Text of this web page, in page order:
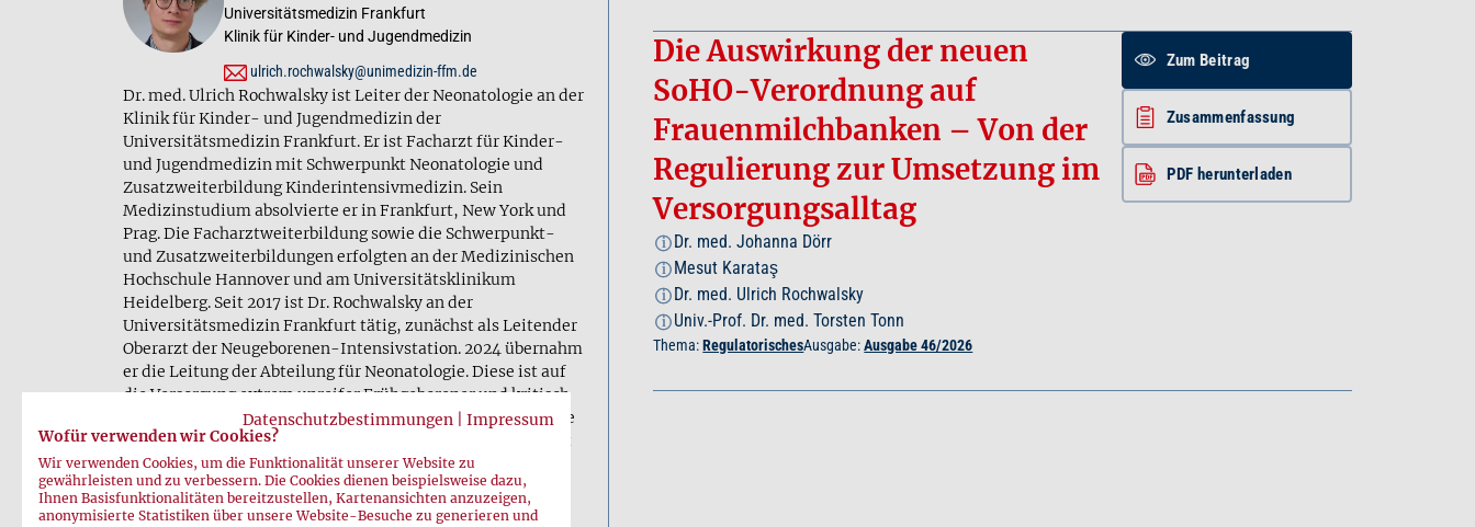
Universitätsmedizin Frankfurt
Klinik für Kinder- und Jugendmedizin
ulrich.rochwalsky@unimedizin-ffm.de
Dr. med. Ulrich Rochwalsky ist Leiter der Neonatologie an der
Klinik für Kinder- und Jugendmedizin der
Universitätsmedizin Frankfurt. Er ist Facharzt für Kinder-
und Jugendmedizin mit Schwerpunkt Neonatologie und
Zusatzweiterbildung Kinderintensivmedizin. Sein
Medizinstudium absolvierte er in Frankfurt, New York und
Prag. Die Facharztweiterbildung sowie die Schwerpunkt-
und Zusatzweiterbildungen erfolgten an der Medizinischen
Hochschule Hannover und am Universitätsklinikum
Heidelberg. Seit 2017 ist Dr. Rochwalsky an der
Universitätsmedizin Frankfurt tätig, zunächst als Leitender
Oberarzt der Neugeborenen-Intensivstation. 2024 übernahm
er die Leitung der Abteilung für Neonatologie. Diese ist auf
die Versorgung extrem unreifer Frühgeborener und kritisch
kranker Neugeborener spezialisiert. Ein Schwerpunkt ist die
Etablierung der ersten Frauenmilchbank in Hessen, die seit
2019 in Kooperation mit Adem DRK-Blutspendedienst
Baden-Württemberg – Hessen betrieben wird.
Die Auswirkung der neuen
SoHO-Verordnung auf
Frauenmilchbanken – Von der
Regulierung zur Umsetzung im
Versorgungsalltag
i Dr. med. Johanna Dörr
i Mesut Karataş
i Dr. med. Ulrich Rochwalsky
i Univ.-Prof. Dr. med. Torsten Tonn
Thema:RegulatorischesAusgabe:Ausgabe 46/2026
Zum Beitrag
Zusammenfassung
PDF herunterladen
Datenschutzbestimmungen
Impressum
Wofür verwenden wir Cookies?
Wir verwenden Cookies, um die Funktionalität unserer Website zu
gewährleisten und zu verbessern. Die Cookies dienen beispielsweise dazu,
Ihnen Basisfunktionalitäten bereitzustellen, Kartenansichten anzuzeigen,
anonymisierte Statistiken über unsere Website-Besuche zu generieren und